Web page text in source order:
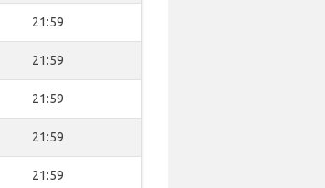
21:59
21:59
21:59
21:59
21:59